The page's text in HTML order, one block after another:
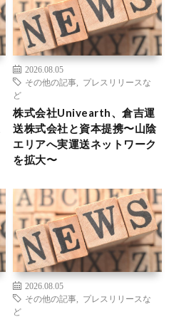
2026.08.05
その他の記事
プレスリリースな
ど
株式会社Univearth、倉吉運
送株式会社と資本提携〜山陰
エリアへ実運送ネットワーク
を拡大〜
2026.08.05
その他の記事
プレスリリースな
ど